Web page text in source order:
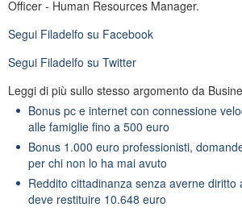
Officer - Human Resources Manager.
Segui Filadelfo su Facebook
Segui Filadelfo su Twitter
Leggi di più sullo stesso argomento da
Bonus pc e internet con connessione
alle famiglie fino a 500 euro
Bonus 1.000 euro professionisti,
per chi non lo ha mai avuto
Reddito cittadinanza senza averne diritto
deve restituire 10.648 euro